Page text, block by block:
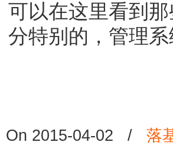
可以在这里看到
分特别的，管理
On 2015-04-02 / 落